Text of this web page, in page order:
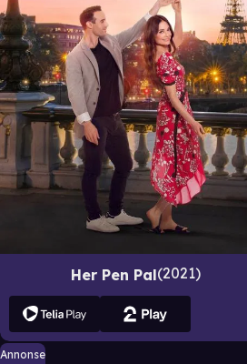
Her Pen Pal 2021
Annonse